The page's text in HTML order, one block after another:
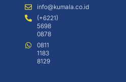
info@kumala.co.id
(+6221)
5698
0878
0811
1183
8129